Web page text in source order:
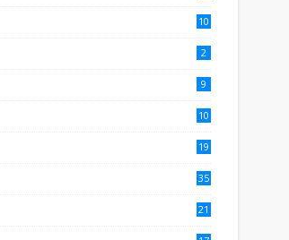
10
2
9
10
19
35
21